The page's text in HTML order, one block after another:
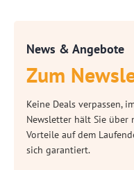
News & Angebote
Zum
Keine Deals verpassen,
Newsletter hält Sie über
Vorteile auf dem
sich garantiert.